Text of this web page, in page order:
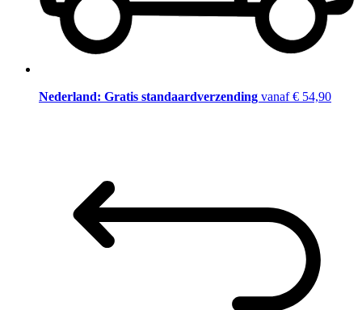
Nederland: Gratis standaardverzending vanaf € 54,90